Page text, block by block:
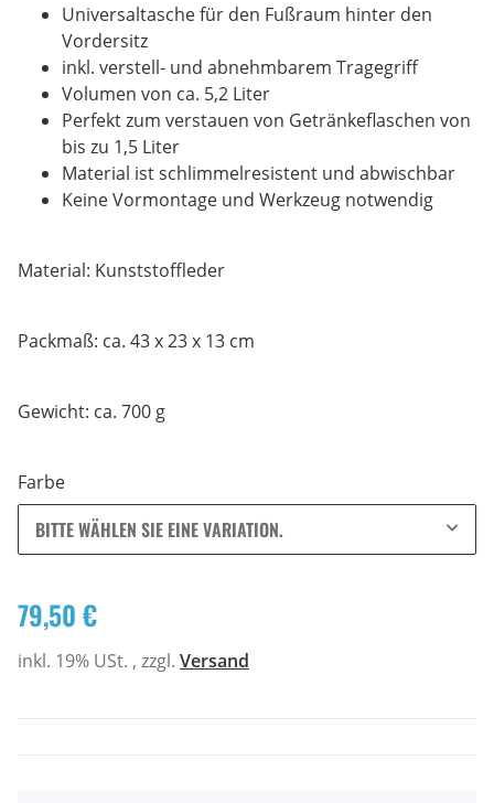
Universaltasche für den Fußraum hinter den
Vordersitz
inkl. verstell- und abnehmbarem Tragegriff
Volumen von ca. 5,2 Liter
Perfekt zum verstauen von Getränkeflaschen von
bis zu 1,5 Liter
Material ist schlimmelresistent und abwischbar
Keine Vormontage und Werkzeug notwendig
Material: Kunststoffleder
Packmaß: ca. 43 x 23 x 13 cm
Gewicht: ca. 700 g
Farbe
BITTE WÄHLEN SIE EINE VARIATION.
79,50 €
inkl. 19% USt. , zzgl. Versand